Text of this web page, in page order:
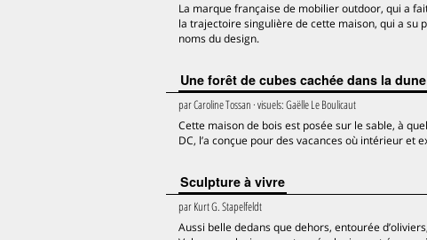
La marque française de mobilier outdoor, qui a
la trajectoire singulière de cette maison, qui a
noms du design.
Une forêt de cubes cachée dans la dune
parCaroline Tossan · visuels:Gaëlle Le Boulicaut
Cette maison de bois est posée sur le sable, à
DC, l’a conçue pour des vacances où intérieur et
Sculpture à vivre
parKurt G. Stapelfeldt
Aussi belle dedans que dehors, entourée